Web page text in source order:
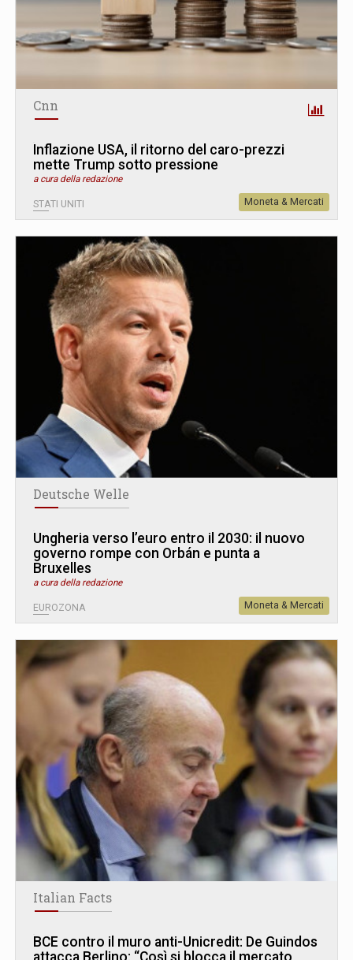
Cnn
Inflazione USA, il ritorno del caro-prezzi
mette Trump sotto pressione
a cura della redazione
STATI UNITI Moneta & Mercati
Deutsche Welle
Ungheria verso l’euro entro il 2030: il nuovo
governo rompe con Orbán e punta a
Bruxelles
a cura della redazione
EUROZONA Moneta & Mercati
Italian Facts
BCE contro il muro anti-Unicredit: De Guindos
attacca Berlino: “Così si blocca il mercato